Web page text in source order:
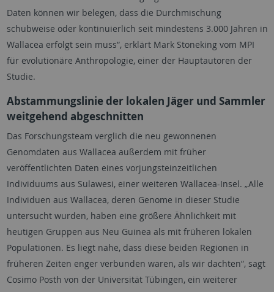
Daten können wir belegen, dass die Durchmischung
schubweise oder kontinuierlich seit mindestens 3.000 Jahren in
Wallacea erfolgt sein muss“, erklärt Mark Stoneking vom MPI
für evolutionäre Anthropologie, einer der Hauptautoren der
Studie.
Abstammungslinie der lokalen Jäger und Sammler
weitgehend abgeschnitten
Das Forschungsteam verglich die neu gewonnenen
Genomdaten aus Wallacea außerdem mit früher
veröffentlichten Daten eines vorjungsteinzeitlichen
Individuums aus Sulawesi, einer weiteren Wallacea-Insel. „Alle
Individuen aus Wallacea, deren Genome in dieser Studie
untersucht wurden, haben eine größere Ähnlichkeit mit
heutigen Gruppen aus Neu Guinea als mit früheren lokalen
Populationen. Es liegt nahe, dass diese beiden Regionen in
früheren Zeiten enger verbunden waren, als wir dachten“, sagt
Cosimo Posth von der Universität Tübingen, ein weiterer